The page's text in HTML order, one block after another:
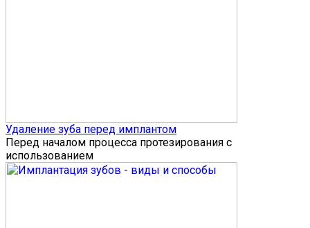
Удаление зуба перед имплантом
Перед началом процесса протезирования с
использованием